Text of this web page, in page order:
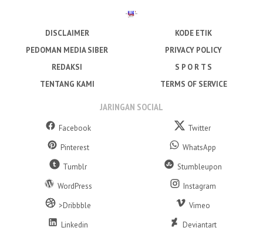
DISCLAIMER
KODE ETIK
PEDOMAN MEDIA SIBER
PRIVACY POLICY
REDAKSI
S P O R T S
TENTANG KAMI
TERMS OF SERVICE
JARINGAN SOCIAL
Facebook
Twitter
Pinterest
WhatsApp
Tumblr
Stumbleupon
WordPress
Instagram
>Dribbble
Vimeo
Linkedin
Deviantart